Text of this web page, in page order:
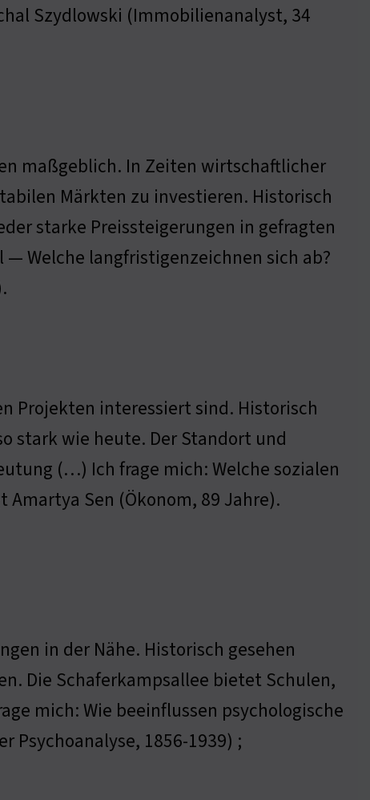
Szydlowski (Immobilienanalyst, 34
maßgeblich. In Zeiten wirtschaftlicher
Märkten zu investieren. Historisch
starke Preissteigerungen in gefragten
Welche langfristigenzeichnen sich ab?
Projekten interessiert sind. Historisch
stark wie heute. Der Standort und
(…) Ich frage mich: Welche sozialen
Sen (Ökonom, 89 Jahre).
in der Nähe. Historisch gesehen
Die Schaferkampsallee bietet Schulen,
mich: Wie beeinflussen psychologische
Psychoanalyse, 1856-1939) ;